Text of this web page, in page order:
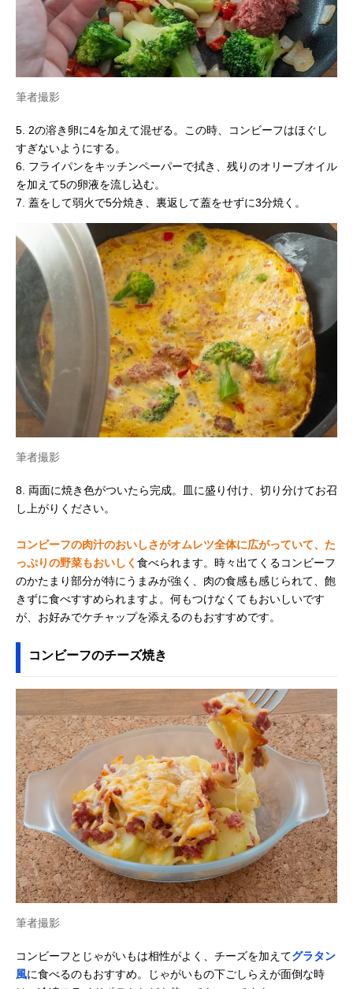
筆者撮影
5. 2の溶き卵に4を加えて混ぜる。この時、コンビーフはほぐし
すぎないようにする。
6. フライパンをキッチンペーパーで拭き、残りのオリーブオイル
を加えて5の卵液を流し込む。
7. 蓋をして弱火で5分焼き、裏返して蓋をせずに3分焼く。
筆者撮影
8. 両面に焼き色がついたら完成。皿に盛り付け、切り分けてお召
し上がりください。
コンビーフの肉汁のおいしさがオムレツ全体に広がっていて、た
っぷりの野菜もおいしく 食べられます。時々出てくるコンビーフ
のかたまり部分が特にうまみが強く、肉の食感も感じられて、飽
きずに食べすすめられますよ。何もつけなくてもおいしいです
が、お好みでケチャップを添えるのもおすすめです。
コンビーフのチーズ焼き
筆者撮影
コンビーフとじゃがいもは相性がよく、チーズを加えてグラタン
風に食べるのもおすすめ。じゃがいもの下ごしらえが面倒な時